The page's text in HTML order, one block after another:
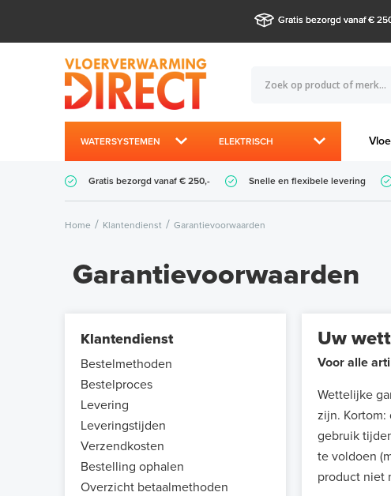
Gratis bezorgd vanaf €
WATERSYSTEMEN ELEKTRISCH
Gratis bezorgd vanaf € 250,- Snelle en flexibele levering
Home Klantendienst Garantievoorwaarden
Garantievoorwaarden
Klantendienst
Bestelmethoden
Bestelproces
Levering
Leveringstijden
Verzendkosten
Bestelling ophalen
Overzicht betaalmethoden
Uw
Voor alle
Wettelijke
zijn. Kortom:
gebruik
te voldoen
product niet